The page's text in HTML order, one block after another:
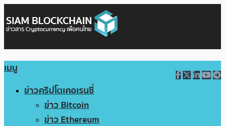
เมนู
ข่าวคริปโตเคอเรนซี่
ข่าว Bitcoin
ข่าว Ethereum